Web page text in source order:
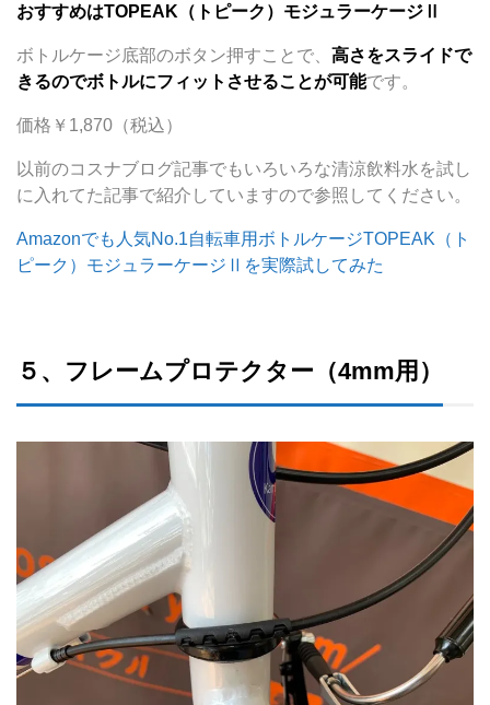
おすすめはTOPEAK（トピーク）モジュラーケージⅡ
ボトルケージ底部のボタン押すことで、 高さをスライドで
きるのでボトルにフィットさせることが可能です。
価格￥1,870（税込）
以前のコスナブログ記事でもいろいろな清涼飲料水を試し
に入れてた記事で紹介していますので参照してください。
Amazonでも人気No.1自転車用ボトルケージTOPEAK（ト
ピーク）モジュラーケージⅡを実際試してみた
５、フレームプロテクター（4mm用）